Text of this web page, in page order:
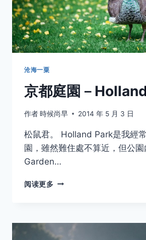
沧海一粟
京都庭園－
作者時候尚早 2014 年 5 月 3 日
松鼠君。 Holland Park是我經
園，雖然難住處不算近，但公
Garden…
阅读更多 京
－